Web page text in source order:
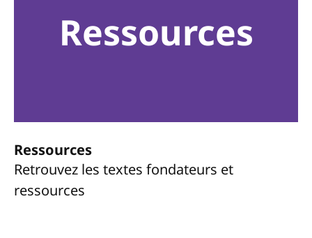
Ressources
Ressources
Retrouvez les textes fondateurs et
ressources